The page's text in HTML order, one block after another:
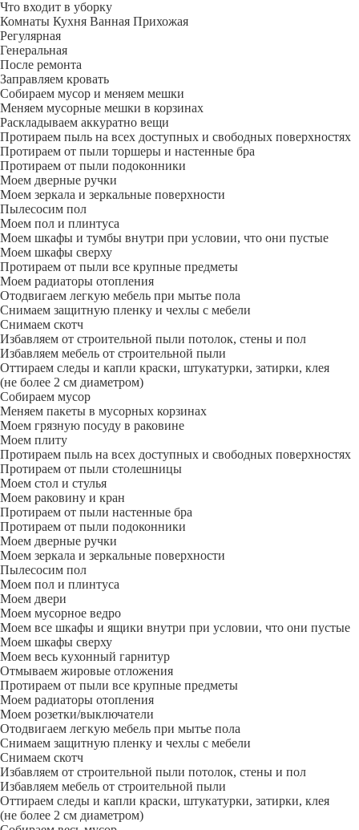
Что входит в уборку
Регу­лярная
Гене­ральная
После ремонта
Заправляем кровать
Собираем мусор и меняем мешки
Меняем мусорные мешки в корзинах
Раскладываем аккуратно вещи
Протираем пыль на всех доступных и свободных поверхностях
Протираем от пыли торшеры и настенные бра
Протираем от пыли подоконники
Моем дверные ручки
Моем зеркала и зеркальные поверхности
Пылесосим пол
Моем пол и плинтуса
Моем шкафы и тумбы внутри при условии, что они пустые
Моем шкафы сверху
Протираем от пыли все крупные предметы
Моем радиаторы отопления
Отодвигаем легкую мебель при мытье пола
Снимаем защитную пленку и чехлы с мебели
Снимаем скотч
Избавляем от строительной пыли потолок, стены и пол
Избавляем мебель от строительной пыли
Оттираем следы и капли краски, штукатурки, затирки, клея
(не более 2 см диаметром)
Собираем мусор
Меняем пакеты в мусорных корзинах
Моем грязную посуду в раковине
Моем плиту
Протираем пыль на всех доступных и свободных поверхностях
Протираем от пыли столешницы
Моем стол и стулья
Моем раковину и кран
Протираем от пыли настенные бра
Протираем от пыли подоконники
Моем дверные ручки
Моем зеркала и зеркальные поверхности
Пылесосим пол
Моем пол и плинтуса
Моем двери
Моем мусорное ведро
Моем все шкафы и ящики внутри при условии, что они пустые
Моем шкафы сверху
Моем весь кухонный гарнитур
Отмываем жировые отложения
Протираем от пыли все крупные предметы
Моем радиаторы отопления
Моем розетки/выключатели
Отодвигаем легкую мебель при мытье пола
Снимаем защитную пленку и чехлы с мебели
Снимаем скотч
Избавляем от строительной пыли потолок, стены и пол
Избавляем мебель от строительной пыли
Оттираем следы и капли краски, штукатурки, затирки, клея
(не более 2 см диаметром)